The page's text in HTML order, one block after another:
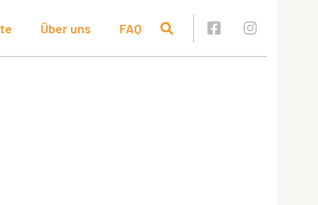
Über uns FAQ